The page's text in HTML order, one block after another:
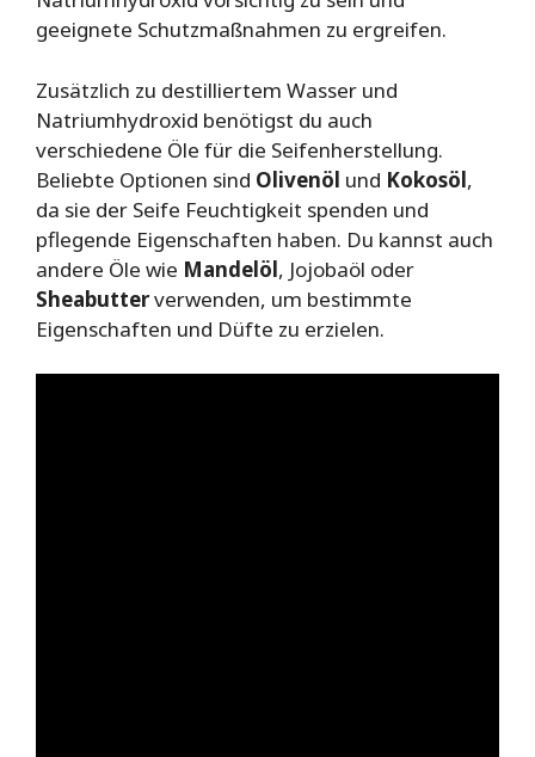
geeignete Schutzmaßnahmen zu ergreifen.
Zusätzlich zu destilliertem Wasser und
Natriumhydroxid benötigst du auch
verschiedene Öle für die Seifenherstellung.
Beliebte Optionen sind Olivenöl und Kokosöl,
da sie der Seife Feuchtigkeit spenden und
pflegende Eigenschaften haben. Du kannst auch
andere Öle wie Mandelöl, Jojobaöl oder
Sheabutterverwenden, um bestimmte
Eigenschaften und Düfte zu erzielen.